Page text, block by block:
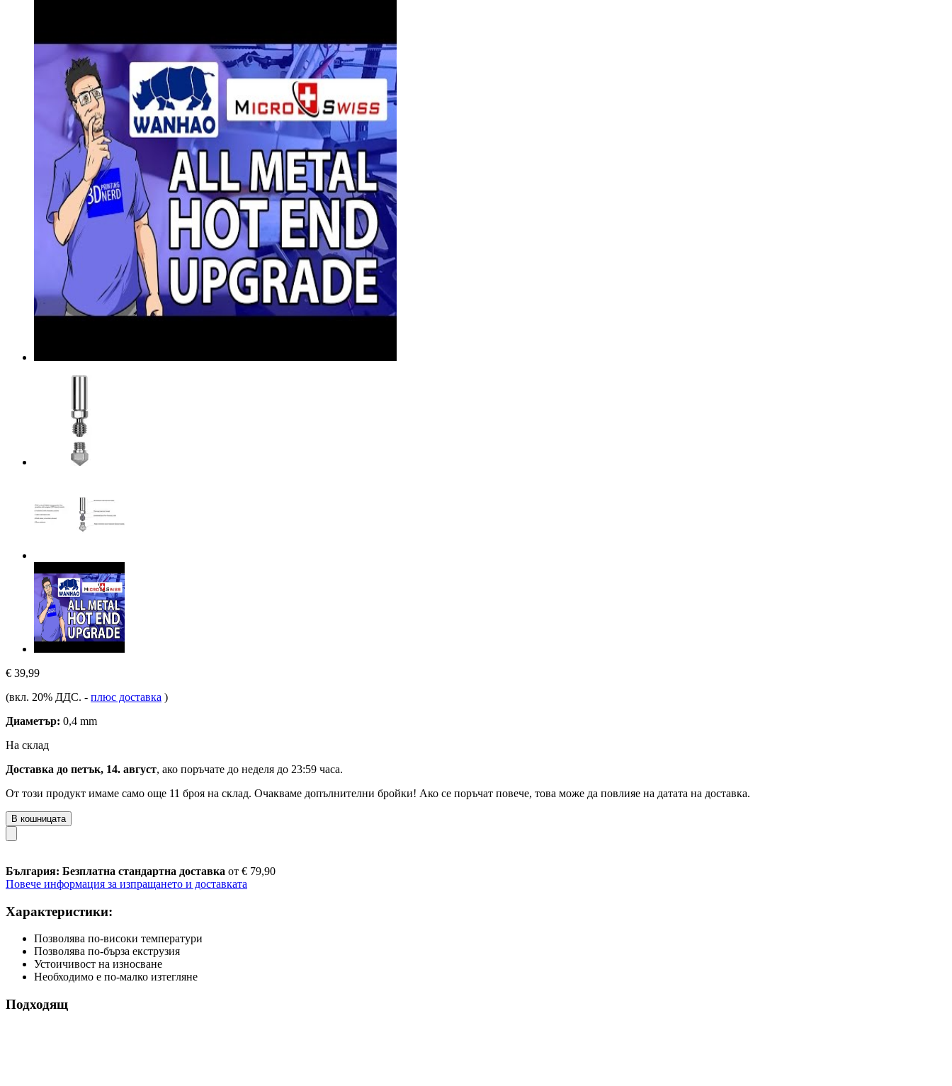
€ 39,99
(вкл. 20% ДДС. - плюс доставка )
Диаметър: 0,4 mm
На склад
Доставка до петък, 14. август, ако поръчате до неделя до 23:59 часа.
От този продукт имаме само още 11 броя на склад. Очакваме допълнителни бройки! Ако се поръчат повече, това може да повлияе на датата на доставка.
В кошницата
България: Безплатна стандартна доставка от € 79,90
Повече информация за изпращането и доставката
Характеристики:
Позволява по-високи температури
Позволява по-бърза екструзия
Устоичивост на износване
Необходимо е по-малко изтегляне
Подходящ